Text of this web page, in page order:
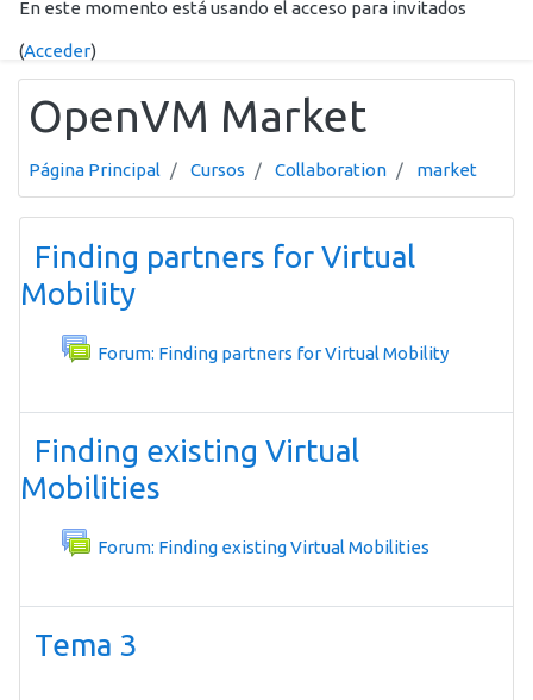
Salta al contenido principal
En este momento está usando el acceso para invitados
(Acceder)
OpenVM Market
Página Principal Cursos Collaboration market
Diagrama de temas
Finding partners for Virtual
Mobility
Forum: Finding partners for Virtual Mobility
Foro
Finding existing Virtual
Mobilities
Forum: Finding existing Virtual Mobilities
Foro
Tema 3